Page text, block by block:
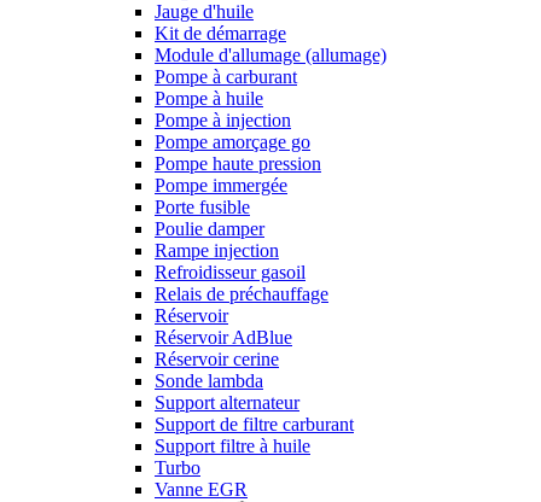
Jauge d'huile
Kit de démarrage
Module d'allumage (allumage)
Pompe à carburant
Pompe à huile
Pompe à injection
Pompe amorçage go
Pompe haute pression
Pompe immergée
Porte fusible
Poulie damper
Rampe injection
Refroidisseur gasoil
Relais de préchauffage
Réservoir
Réservoir AdBlue
Réservoir cerine
Sonde lambda
Support alternateur
Support de filtre carburant
Support filtre à huile
Turbo
Vanne EGR